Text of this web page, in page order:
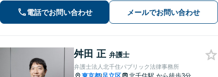
にしておりますので、ささいなお悩み
でも遠慮なくお聞かせください。【電
話・WEB面談可】
電話でお問い合わせ メールでお問い合わせ
舛田 正 弁護士
弁護士法人北千住パブリック法律事務所